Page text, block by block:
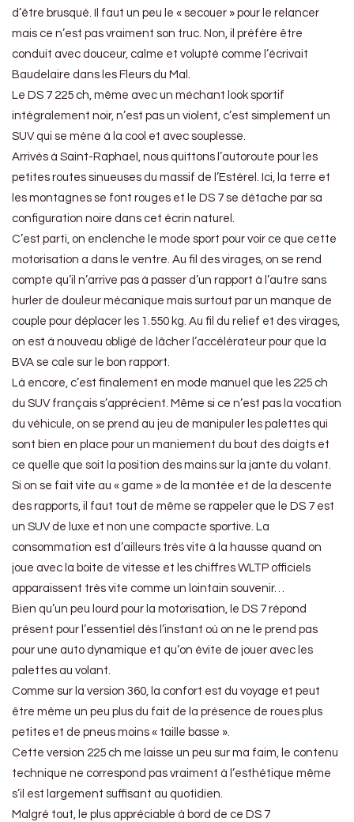
d’être brusqué. Il faut un peu le « secouer » pour le relancer
mais ce n’est pas vraiment son truc. Non, il préfère être
conduit avec douceur, calme et volupté comme l’écrivait
Baudelaire dans les Fleurs du Mal.
Le DS 7 225 ch, même avec un méchant look sportif
intégralement noir, n’est pas un violent, c’est simplement un
SUV qui se mène à la cool et avec souplesse.
Arrivés à Saint-Raphael, nous quittons l’autoroute pour les
petites routes sinueuses du massif de l’Estérel. Ici, la terre et
les montagnes se font rouges et le DS 7 se détache par sa
configuration noire dans cet écrin naturel.
C’est parti, on enclenche le mode sport pour voir ce que cette
motorisation a dans le ventre. Au fil des virages, on se rend
compte qu’il n’arrive pas à passer d’un rapport à l’autre sans
hurler de douleur mécanique mais surtout par un manque de
couple pour déplacer les 1.550 kg. Au fil du relief et des virages,
on est à nouveau obligé de lâcher l’accélérateur pour que la
BVA se cale sur le bon rapport.
Là encore, c’est finalement en mode manuel que les 225 ch
du SUV français s’apprécient. Même si ce n’est pas la vocation
du véhicule, on se prend au jeu de manipuler les palettes qui
sont bien en place pour un maniement du bout des doigts et
ce quelle que soit la position des mains sur la jante du volant.
Si on se fait vite au « game » de la montée et de la descente
des rapports, il faut tout de même se rappeler que le DS 7 est
un SUV de luxe et non une compacte sportive. La
consommation est d’ailleurs très vite à la hausse quand on
joue avec la boite de vitesse et les chiffres WLTP officiels
apparaissent très vite comme un lointain souvenir…
Bien qu’un peu lourd pour la motorisation, le DS 7 répond
présent pour l’essentiel dès l’instant où on ne le prend pas
pour une auto dynamique et qu’on évite de jouer avec les
palettes au volant.
Comme sur la version 360, la confort est du voyage et peut
être même un peu plus du fait de la présence de roues plus
petites et de pneus moins « taille basse ».
Cette version 225 ch me laisse un peu sur ma faim, le contenu
technique ne correspond pas vraiment à l’esthétique même
s’il est largement suffisant au quotidien.
Malgré tout, le plus appréciable à bord de ce DS 7